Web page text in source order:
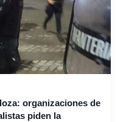
organizaciones de
piden la